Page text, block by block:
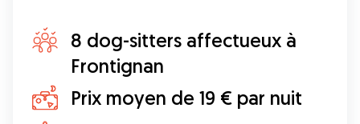
8 dog-sitters affectueux à
Frontignan
Prix moyen de 19 € par nuit